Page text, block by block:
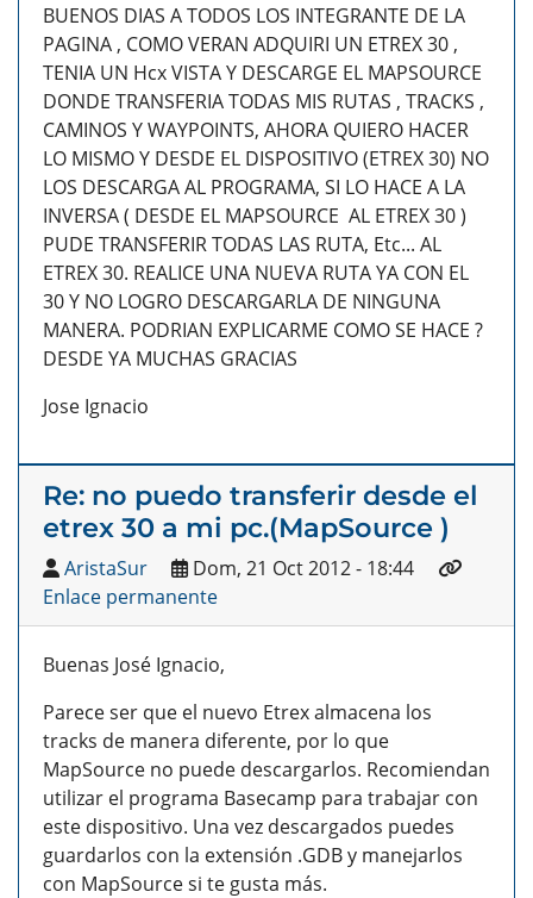
BUENOS DIAS A TODOS LOS INTEGRANTE DE LA
PAGINA , COMO VERAN ADQUIRI UN ETREX 30 ,
TENIA UN Hcx VISTA Y DESCARGE EL MAPSOURCE
DONDE TRANSFERIA TODAS MIS RUTAS , TRACKS ,
CAMINOS Y WAYPOINTS, AHORA QUIERO HACER
LO MISMO Y DESDE EL DISPOSITIVO (ETREX 30) NO
LOS DESCARGA AL PROGRAMA, SI LO HACE A LA
INVERSA ( DESDE EL MAPSOURCE AL ETREX 30 )
PUDE TRANSFERIR TODAS LAS RUTA, Etc... AL
ETREX 30. REALICE UNA NUEVA RUTA YA CON EL
30 Y NO LOGRO DESCARGARLA DE NINGUNA
MANERA. PODRIAN EXPLICARME COMO SE HACE ?
DESDE YA MUCHAS GRACIAS
Jose Ignacio
Re: no puedo transferir desde el
etrex 30 a mi pc.(MapSource )
AristaSur
Dom, 21 Oct 2012 - 18:44
Enlace permanente
Buenas José Ignacio,
Parece ser que el nuevo Etrex almacena los
tracks de manera diferente, por lo que
MapSource no puede descargarlos. Recomiendan
utilizar el programa Basecamp para trabajar con
este dispositivo. Una vez descargados puedes
guardarlos con la extensión .GDB y manejarlos
con MapSource si te gusta más.